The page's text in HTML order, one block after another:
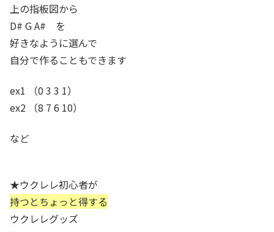
上の指板図から
D# G A# を
好きなように選んで
自分で作ることもできます
ex1 （0 3 3 1）
ex2 （8 7 6 10）
など
★ウクレレ初心者が
持つとちょっと得する
ウクレレグッズ